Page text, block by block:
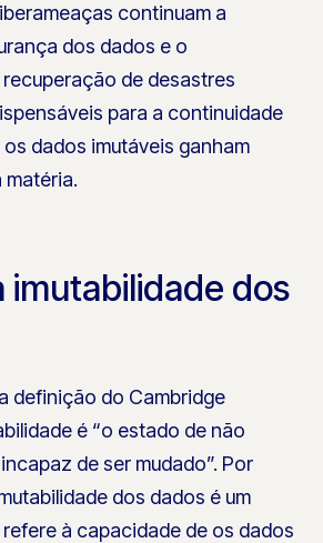
continuam a
dos dados e o
de desastres
para a continuidade
os dados imutáveis ganham
matéria.
imutabilidade dos
definição do Cambridge
é “o estado de não
de ser mudado”. Por
dos dados é um
à capacidade de os dados